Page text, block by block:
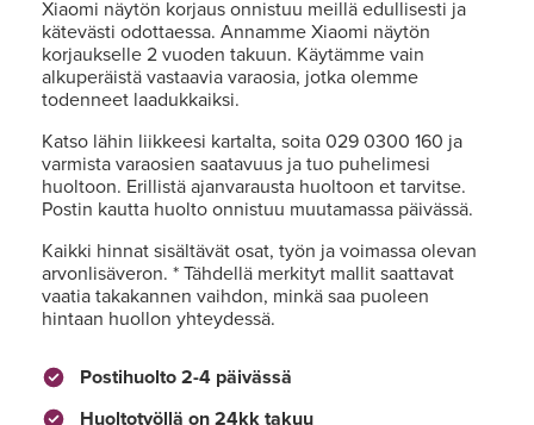
Xiaomi näytön korjaus onnistuu meillä edullisesti ja
kätevästi odottaessa. Annamme Xiaomi näytön
korjaukselle 2 vuoden takuun. Käytämme vain
alkuperäistä vastaavia varaosia, jotka olemme
todenneet laadukkaiksi.
Katso lähin liikkeesi kartalta, soita 029 0300 160 ja
varmista varaosien saatavuus ja tuo puhelimesi
huoltoon. Erillistä ajanvarausta huoltoon et tarvitse.
Postin kautta huolto onnistuu muutamassa päivässä.
Kaikki hinnat sisältävät osat, työn ja voimassa olevan
arvonlisäveron. * Tähdellä merkityt mallit saattavat
vaatia takakannen vaihdon, minkä saa puoleen
hintaan huollon yhteydessä.
Postihuolto 2-4 päivässä
Huoltotyöllä on 24kk takuu